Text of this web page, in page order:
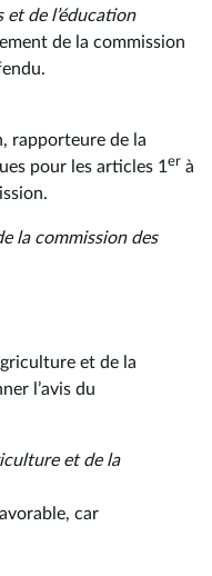
de l’éducation
de la commission
rapporteure de la
pour les articles 1 er à
la commission des
et de la
l’avis du
et de la
car